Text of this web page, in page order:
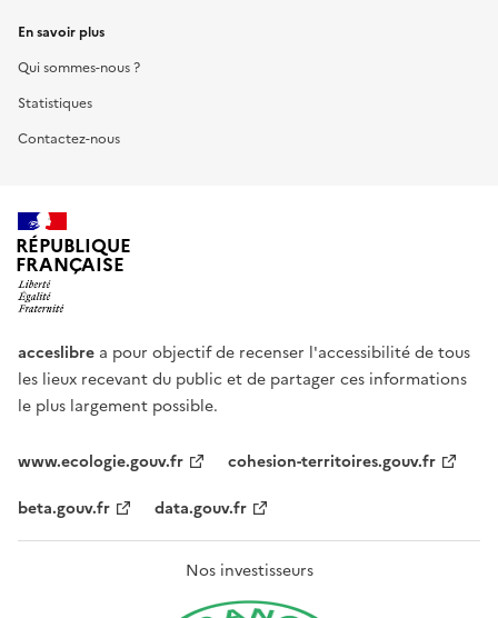
En savoir plus
Qui sommes-nous ?
Statistiques
Contactez-nous
RÉPUBLIQUE
FRANÇAISE
acceslibre a pour objectif de recenser l'accessibilité de tous
les lieux recevant du public et de partager ces informations
le plus largement possible.
www.ecologie.gouv.fr
cohesion-territoires.gouv.fr
beta.gouv.fr
data.gouv.fr
Nos investisseurs